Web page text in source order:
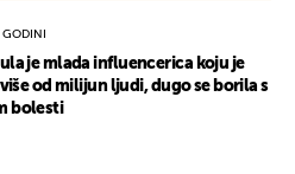
je mlada influencerica koju je
od milijun ljudi, dugo se borila s
bolesti